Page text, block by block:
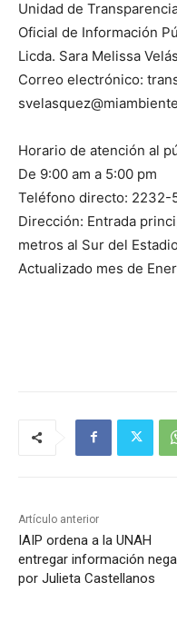
Unidad de
Oficial de Información
Licda. Sara Melissa
Correo electrónico:
Horario de atención al
De 9:00 am a 5:00 pm
Teléfono directo: 2232-
Dirección: Entrada
metros al Sur del
Actualizado mes de
Artículo anterior
IAIP ordena a la UNAH
entregar información
por Julieta Castellanos